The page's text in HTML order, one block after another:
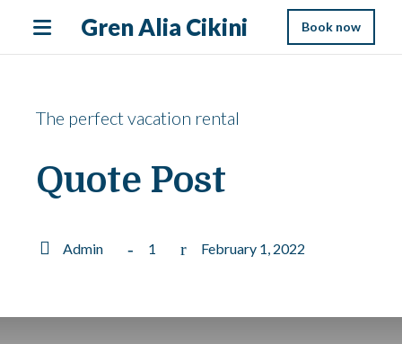
Gren Alia Cikini Book now
The perfect vacation rental
Quote Post
Admin 1 February 1, 2022